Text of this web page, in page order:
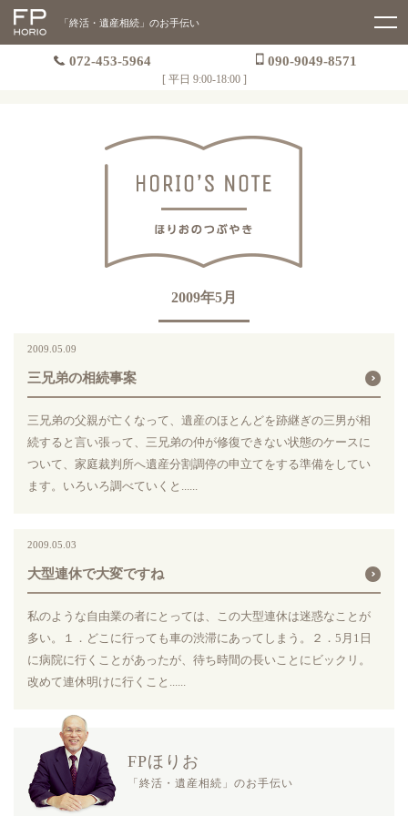
「終活・遺産相続」のお手伝い
072-453-5964 090-9049-8571
[ 平日 9:00-18:00 ]
2009年5月
2009.05.09
三兄弟の相続事案
三兄弟の父親が亡くなって、遺産のほとんどを跡継ぎの三男が相
続すると言い張って、三兄弟の仲が修復できない状態のケースに
ついて、家庭裁判所へ遺産分割調停の申立てをする準備をしてい
ます。いろいろ調べていくと......
2009.05.03
大型連休で大変ですね
私のような自由業の者にとっては、この大型連休は迷惑なことが
多い。１．どこに行っても車の渋滞にあってしまう。２．5月1日
に病院に行くことがあったが、待ち時間の長いことにビックリ。
改めて連休明けに行くこと......
FPほりお
「終活・遺産相続」のお手伝い